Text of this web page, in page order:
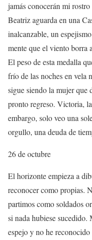
jamás conocerán mi
Beatriz aguarda en una
inalcanzable, un
mente que el viento borra
El peso de esta medalla
frío de las noches en vela
sigue siendo la mujer que
pronto regreso. Victoria,
embargo, solo veo una
orgullo, una deuda de
26 de octubre
El horizonte empieza a
reconocer como propias.
partimos como soldados
si nada hubiese
espejo y no he